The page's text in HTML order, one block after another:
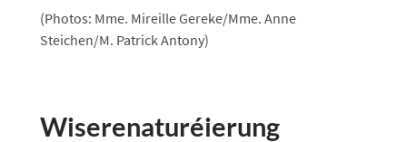
(Photos: Mme. Mireille Gereke/Mme. Anne
Steichen/M. Patrick Antony)
Wiserenaturéierung